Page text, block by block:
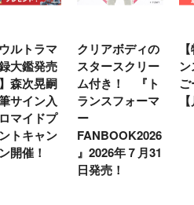
クリアボディの
スタースクリー
ム付き！ 『ト
ランスフォーマ
ー
FANBOOK2026
』2026年７月31
【特別編】ト
ンスフォーマ
ごー！ごー！
【月イチ更新